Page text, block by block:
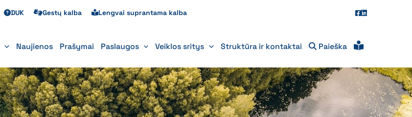
DUK Gestų kalba Lengvai suprantama kalba
Naujienos Prašymai Paslaugos Veiklos sritys Struktūra ir kontaktai Paieška